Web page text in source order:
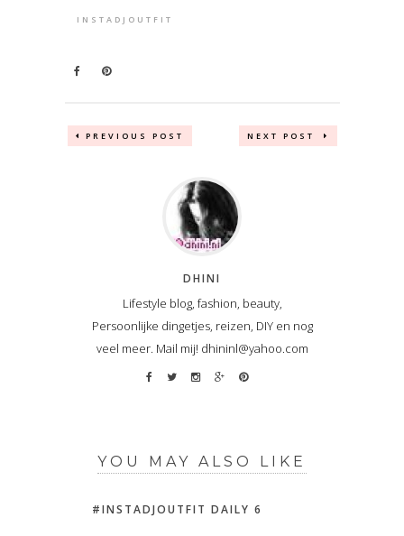
INSTADJOUTFIT
PREVIOUS POST NEXT POST
DHINI
Lifestyle blog, fashion, beauty,
Persoonlijke dingetjes, reizen, DIY en nog
veel meer. Mail mij! dhininl@yahoo.com
YOU MAY ALSO LIKE
#INSTADJOUTFIT DAILY 6